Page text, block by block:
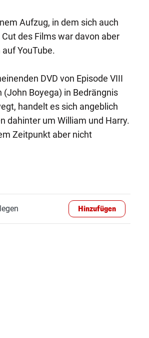
Aufzug, in dem sich auch
des Films war davon aber
YouTube.
DVD von Episode VIII
Boyega) in Bedrängnis
handelt es sich angeblich
dahinter um William und Harry.
Zeitpunkt aber nicht
Hinzufügen